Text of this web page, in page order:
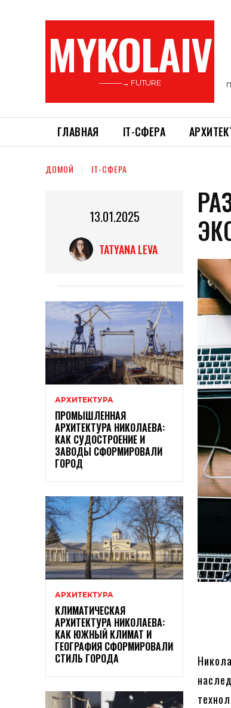
MYKOLAIV
———→ FUTURE
ГЛАВНАЯ ІТ-СФЕРА
ДОМОЙ ІТ-СФЕРА
13.01.2025
TATYANA LEVA
АРХИТЕКТУРА
ПРОМЫШЛЕННАЯ
АРХИТЕКТУРА НИКОЛАЕВА:
КАК СУДОСТРОЕНИЕ И
ЗАВОДЫ СФОРМИРОВАЛИ
ГОРОД
АРХИТЕКТУРА
КЛИМАТИЧЕСКАЯ
АРХИТЕКТУРА НИКОЛАЕВА:
КАК ЮЖНЫЙ КЛИМАТ И
ГЕОГРАФИЯ СФОРМИРОВАЛИ
СТИЛЬ ГОРОДА